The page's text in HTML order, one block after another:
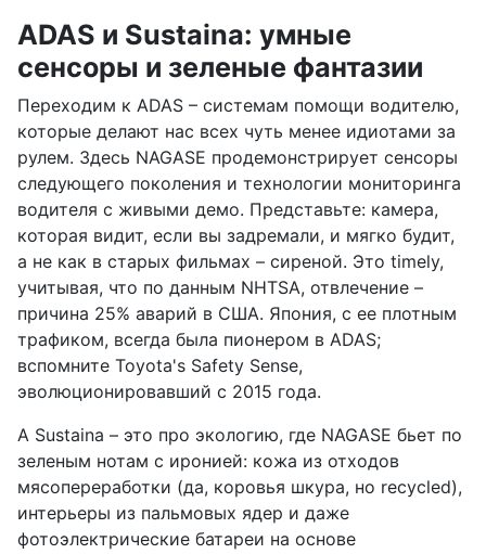
ADAS и Sustaina: умные
сенсоры и зеленые фантазии
Переходим к ADAS – системам помощи водителю,
которые делают нас всех чуть менее идиотами за
рулем. Здесь NAGASE продемонстрирует сенсоры
следующего поколения и технологии мониторинга
водителя с живыми демо. Представьте: камера,
которая видит, если вы задремали, и мягко будит,
а не как в старых фильмах – сиреной. Это timely,
учитывая, что по данным NHTSA, отвлечение –
причина 25% аварий в США. Япония, с ее плотным
трафиком, всегда была пионером в ADAS;
вспомните Toyota's Safety Sense,
эволюционировавший с 2015 года.
А Sustaina – это про экологию, где NAGASE бьет по
зеленым нотам с иронией: кожа из отходов
мясопереработки (да, коровья шкура, но recycled),
интерьеры из пальмовых ядер и даже
фотоэлектрические батареи на основе